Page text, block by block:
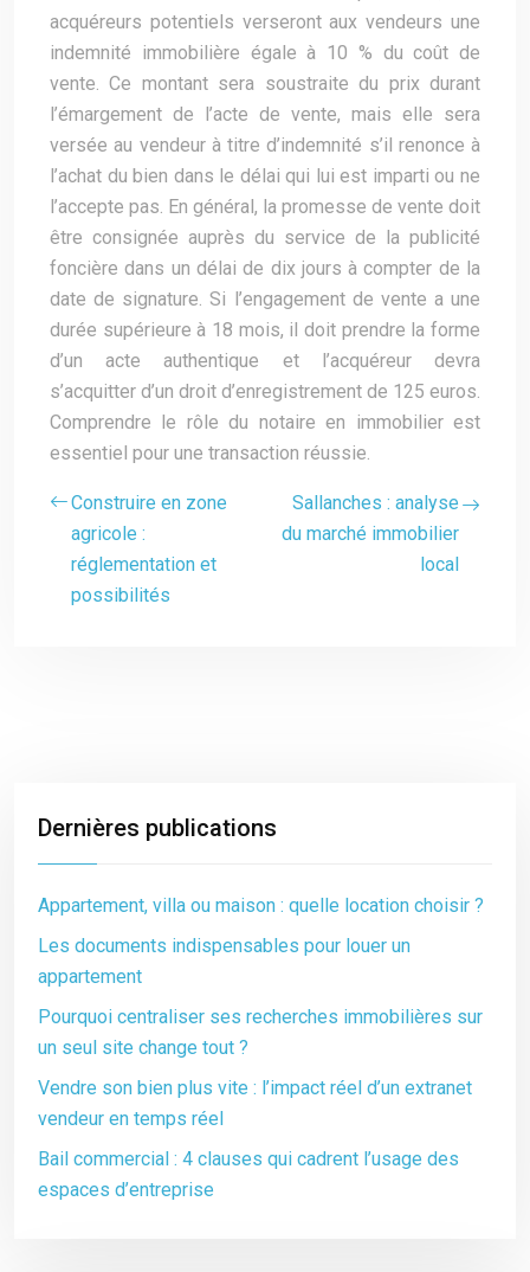
acquéreurs potentiels verseront aux vendeurs une
indemnité immobilière égale à 10 % du coût de
vente. Ce montant sera soustraite du prix durant
l’émargement de l’acte de vente, mais elle sera
versée au vendeur à titre d’indemnité s’il renonce à
l’achat du bien dans le délai qui lui est imparti ou ne
l’accepte pas. En général, la promesse de vente doit
être consignée auprès du service de la publicité
foncière dans un délai de dix jours à compter de la
date de signature. Si l’engagement de vente a une
durée supérieure à 18 mois, il doit prendre la forme
d’un acte authentique et l’acquéreur devra
s’acquitter d’un droit d’enregistrement de 125 euros.
Comprendre le rôle du notaire en immobilier est
essentiel pour une transaction réussie.
Construire en zone
agricole :
réglementation et
possibilités
Sallanches : analyse
du marché immobilier
local
Dernières publications
Appartement, villa ou maison : quelle location choisir ?
Les documents indispensables pour louer un
appartement
Pourquoi centraliser ses recherches immobilières sur
un seul site change tout ?
Vendre son bien plus vite : l’impact réel d’un extranet
vendeur en temps réel
Bail commercial : 4 clauses qui cadrent l’usage des
espaces d’entreprise